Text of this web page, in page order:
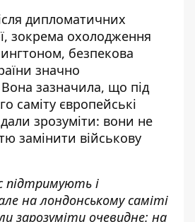
дипломатичних
зокрема охолодження
безпекова
значно
зазначила, що під
саміту європейські
зрозуміти: вони не
замінити військову
підтримують і
на лондонському саміті
зарозуміти очевидне: на